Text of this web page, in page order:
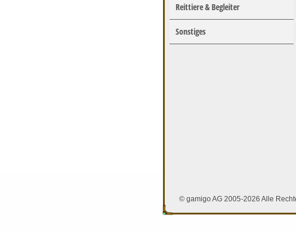
Reittiere & Begleiter
Sonstiges
© gamigo AG 2005-2026 Alle